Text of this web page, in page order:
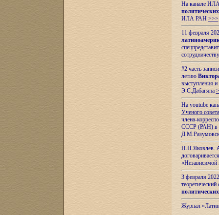
На канале
ИЛА РАН >>>
11 февраля
#2 часть
летию
выступления
Э.С.Дабагяна
На youtube
Ученого
члена-
СССР (РАН) в
П.П.Яковлев.
«Независимой
3 февраля
теоретический
Журнал